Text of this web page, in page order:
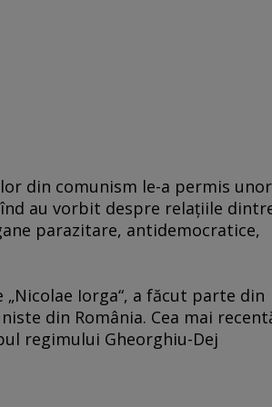
din comunism le-a permis unor
au vorbit despre relaţiile
parazitare, antidemocratice,
Iorga“, a făcut parte din
din România. Cea mai
regimului Gheorghiu-Dej